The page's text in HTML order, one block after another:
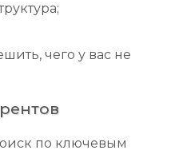
чего у вас не
по ключевым